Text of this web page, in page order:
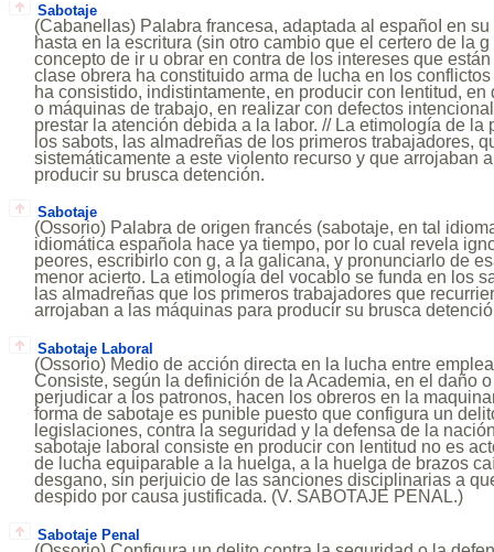
Sabotaje
(Cabanellas) Palabra francesa, adaptada al españoI en
hasta en la escritura (sin otro cambio que el certero de la
concepto de ir u obrar en contra de los intereses que
clase obrera ha constituido arma de lucha en los
ha consistido, indistintamente, en producir con lentitud,
o máquinas de trabajo, en realizar con defectos
prestar la atención debida a la labor. // La etimología de la
los sabots, las almadreñas de los primeros trabajadores,
sistemáticamente a este violento recurso y que arrojaban
producir su brusca detención.
Sabotaje
(Ossorio) Palabra de origen francés (sabotaje, en tal
idiomática española hace ya tiempo, por lo cual revela
peores, escribirlo con g, a la galicana, y pronunciarlo de
menor acierto. La etimología del vocablo se funda en los
las almadreñas que los primeros trabajadores que
arrojaban a las máquinas para producir su brusca
Sabotaje Laboral
(Ossorio) Medio de acción directa en la lucha entre
Consiste, según la definición de la Academia, en el daño
perjudicar a los patronos, hacen los obreros en la
forma de sabotaje es punible puesto que configura un
legislaciones, contra la seguridad y la defensa de la
sabotaje laboral consiste en producir con lentitud no es
de lucha equiparable a la huelga, a la huelga de brazos
desgano, sin perjuicio de las sanciones disciplinarias a
despido por causa justificada. (V. SABOTAJE PENAL.)
Sabotaje Penal